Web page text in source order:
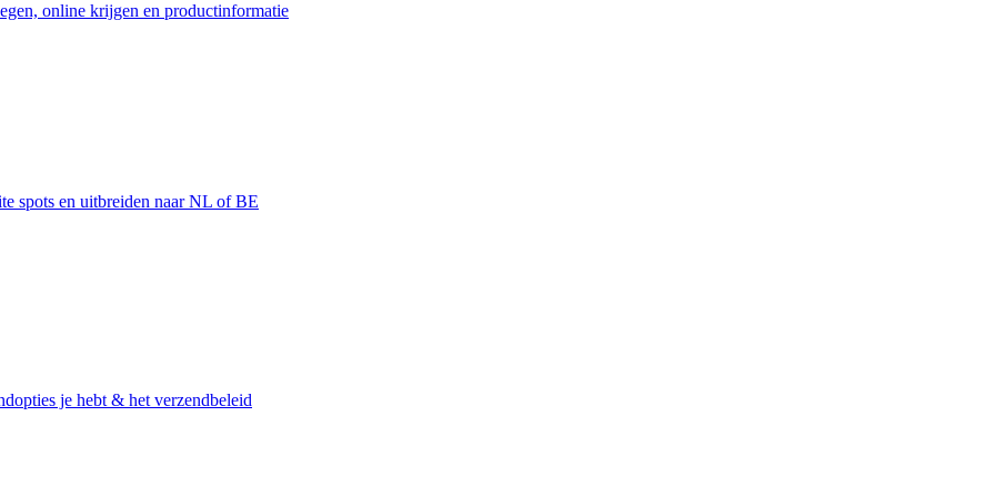
online krijgen en productinformatie
spots en uitbreiden naar NL of BE
je hebt & het verzendbeleid